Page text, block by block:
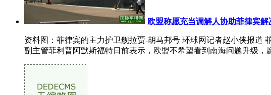
欧盟称愿充当调解人协助菲律宾解
资料图：菲律宾的主力护卫舰拉贾-胡马邦号 环球网记者赵小侠报道
副主管菲利普阿默斯福特日前表示，欧盟不希望看到南海问题升级，